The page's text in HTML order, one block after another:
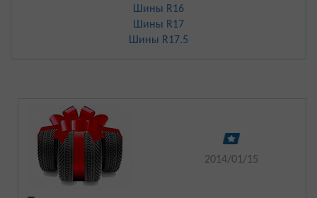
Шины R16
Шины R17
Шины R17.5
2014/01/15